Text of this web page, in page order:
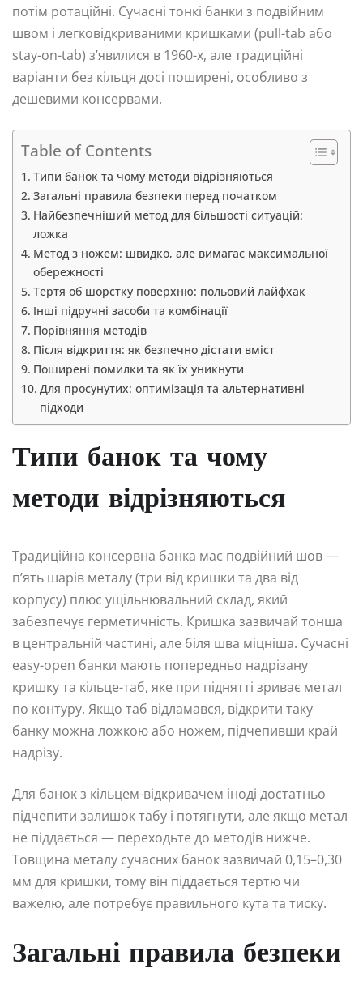
потім ротаційні. Сучасні тонкі банки з подвійним
швом і легковідкриваними кришками (pull-tab або
stay-on-tab) з’явилися в 1960-х, але традиційні
варіанти без кільця досі поширені, особливо з
дешевими консервами.
Table of Contents
Типи банок та чому методи відрізняються
Загальні правила безпеки перед початком
Найбезпечніший метод для більшості ситуацій:
ложка
Метод з ножем: швидко, але вимагає максимальної
обережності
Тертя об шорстку поверхню: польовий лайфхак
Інші підручні засоби та комбінації
Порівняння методів
Після відкриття: як безпечно дістати вміст
Поширені помилки та як їх уникнути
Для просунутих: оптимізація та альтернативні
підходи
Типи банок та чому
методи відрізняються
Традиційна консервна банка має подвійний шов —
п’ять шарів металу (три від кришки та два від
корпусу) плюс ущільнювальний склад, який
забезпечує герметичність. Кришка зазвичай тонша
в центральній частині, але біля шва міцніша. Сучасні
easy-open банки мають попередньо надрізану
кришку та кільце-таб, яке при піднятті зриває метал
по контуру. Якщо таб відламався, відкрити таку
банку можна ложкою або ножем, підчепивши край
надрізу.
Для банок з кільцем-відкривачем іноді достатньо
підчепити залишок табу і потягнути, але якщо метал
не піддається — переходьте до методів нижче.
Товщина металу сучасних банок зазвичай 0,15–0,30
мм для кришки, тому він піддається тертю чи
важелю, але потребує правильного кута та тиску.
Загальні правила безпеки